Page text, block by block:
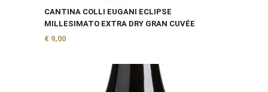
CANTINA COLLI EUGANI ECLIPSE
MILLESIMATO EXTRA DRY GRAN CUVÉE
€ 9,00